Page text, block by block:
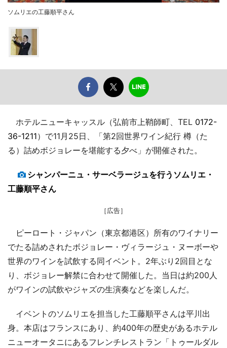
ソムリエの工藤順平さん
ホテルニューキャッスル（弘前市上鞘師町、TEL 0172-
36-1211）で11月25日、「第2回世界ワイン紀行 樽（た
る）詰めボジョレーを堪能する夕べ」が開催された。
シャンパーニュ・サーベラージュを行うソムリエ・
工藤順平さん
［広告］
ピーロート・ジャパン（東京都港区）所有のワイナリー
でたる詰めされたボジョレー・ヴィラージュ・ヌーボーや
世界のワインを試飲する同イベント。2年ぶり2回目とな
り、ボジョレー解禁に合わせて開催した。当日は約200人
がワインの試飲やジャズの生演奏などを楽しんだ。
イベントのソムリエを担当した工藤順平さんは平川出
身。本店はフランスにあり、約400年の歴史があるホテル
ニューオータニにあるフレンチレストラン「トゥールダル